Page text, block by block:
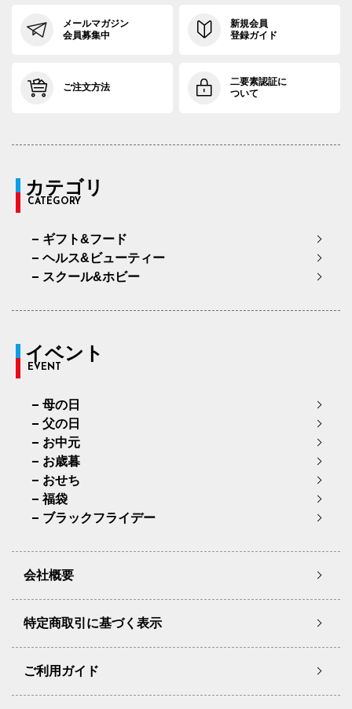
メールマガジン
会員募集中
新規会員
登録ガイド
ご注文方法
二要素認証に
ついて
カテゴリ
CATEGORY
ギフト&フード
ヘルス&ビューティー
スクール&ホビー
イベント
EVENT
母の日
父の日
お中元
お歳暮
おせち
福袋
ブラックフライデー
会社概要
特定商取引に基づく表示
ご利用ガイド